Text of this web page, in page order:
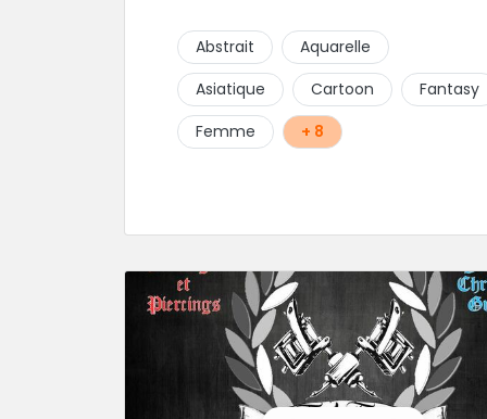
projets : new school, semi-réaliste,
pop culture et traits fins. Foncez !
Abstrait
Aquarelle
Asiatique
Cartoon
Fantasy
Femme
+ 8